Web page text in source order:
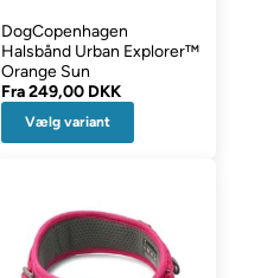
DogCopenhagen
Halsbånd Urban Explorer™
Orange Sun
Fra249,00 DKK
Vælg variant